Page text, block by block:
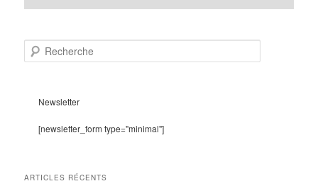
e
Newsletter
[newsletter_form type="minimal"]
ARTICLES RÉCENTS